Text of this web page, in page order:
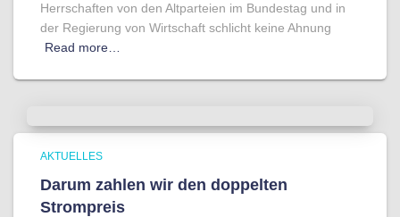
Herrschaften von den Altparteien im Bundestag und in
der Regierung von Wirtschaft schlicht keine Ahnung
Read more…
AKTUELLES
Darum zahlen wir den doppelten
Strompreis